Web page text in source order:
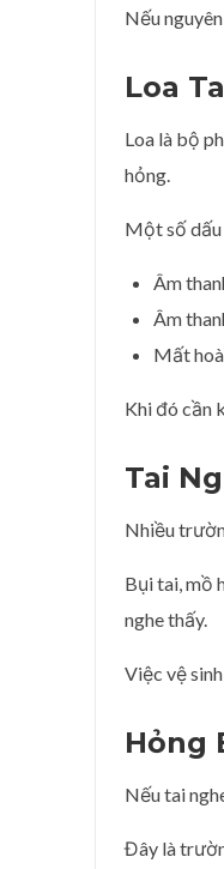
Nếu
Loa
Loa là bộ
hỏng.
Một số dấu
Âm
Âm
Mất
Khi đó cần
Tai
Nhiều
Bụi tai, mồ
nghe thấy.
Việc vệ
Hỏng
Nếu tai
Đây là